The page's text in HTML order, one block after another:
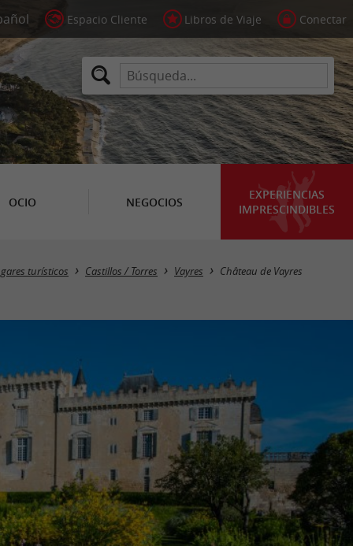
Espacio Cliente Libros de Viaje Conectar
OCIO NEGOCIOS
EXPERIENCIAS
IMPRESCINDIBLES
turísticos Castillos / Torres Vayres Château de Vayres